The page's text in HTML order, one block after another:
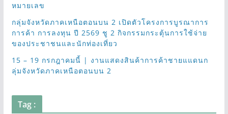
หมายเลข
กลุ่มจังหวัดภาคเหนือตอนบน 2 เปิดตัวโครงการบูรณาการ
การค้า การลงทุน ปี 2569 ชู 2 กิจกรรมกระตุ้นการใช้จ่าย
ของประชาชนและนักท่องเที่ยว
15 – 19 กรกฎาคมนี้ | งานแสดงสินค้าการค้าชายแแดนก
ลุ่มจังหวัดภาคเหนือตอนบน 2
Tag :